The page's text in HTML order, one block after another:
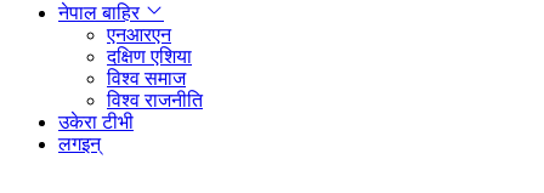
नेपाल बाहिर
एनआरएन
दक्षिण एशिया
विश्व समाज
विश्व राजनीति
उकेरा टीभी
लगइन्